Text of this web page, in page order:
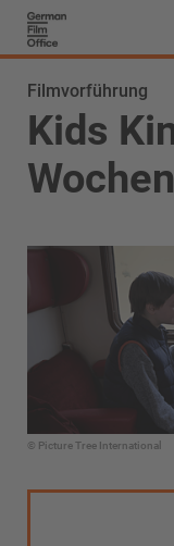
Filmvorführung
Kids
© Picture Tree International